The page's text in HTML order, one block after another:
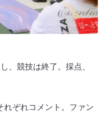
、競技は終了。採点、
れぞれコメント。ファン